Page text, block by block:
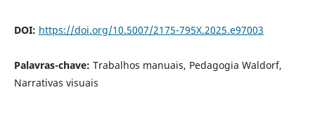
DOI: https://doi.org/10.5007/2175-795X.2025.e97003
Palavras-chave: Trabalhos manuais, Pedagogia Waldorf,
Narrativas visuais